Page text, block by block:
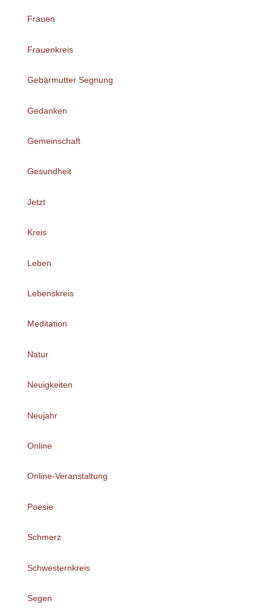
Frauen
Frauenkreis
Gebärmutter Segnung
Gedanken
Gemeinschaft
Gesundheit
Jetzt
Kreis
Leben
Lebenskreis
Meditation
Natur
Neuigkeiten
Neujahr
Online
Online-Veranstaltung
Poesie
Schmerz
Schwesternkreis
Segen